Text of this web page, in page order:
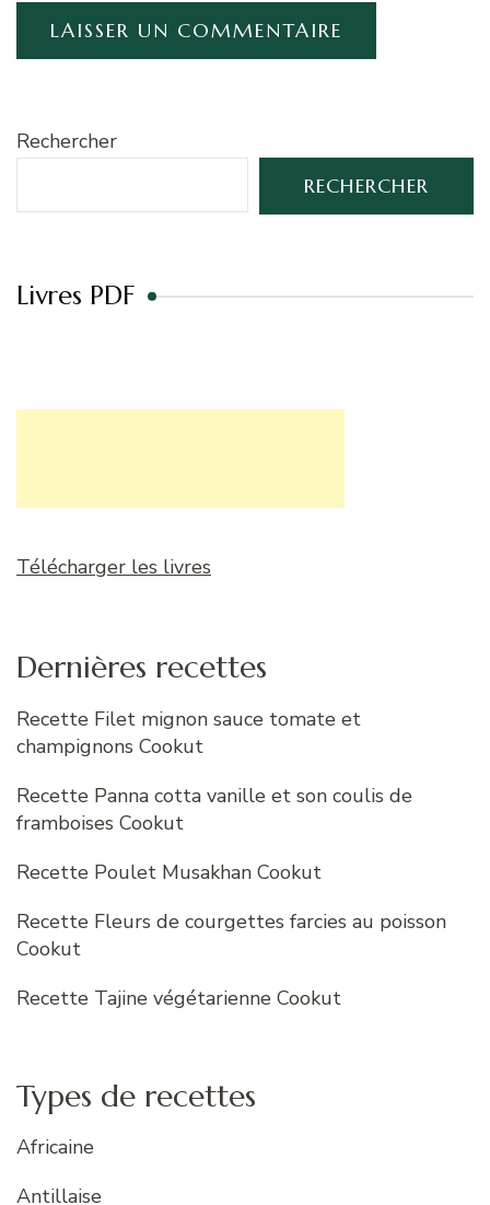
Rechercher
RECHERCHER
Livres PDF
Télécharger les livres
Dernières recettes
Recette Filet mignon sauce tomate et
champignons Cookut
Recette Panna cotta vanille et son coulis de
framboises Cookut
Recette Poulet Musakhan Cookut
Recette Fleurs de courgettes farcies au poisson
Cookut
Recette Tajine végétarienne Cookut
Types de recettes
Africaine
Antillaise